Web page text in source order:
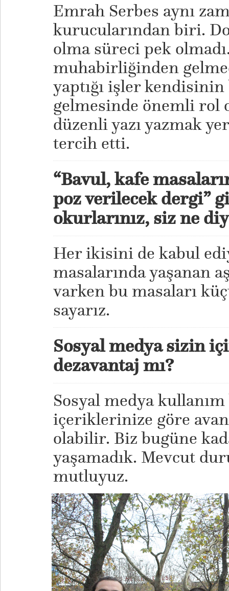
Emrah Serbes aynı
kurucularından biri.
olma süreci pek
muhabirliğinden
yaptığı işler
gelmesinde önemli rol
düzenli yazı yazmak
tercih etti.
“Bavul, kafe
poz verilecek dergi”
okurlarınız, siz ne
Her ikisini de kabul
masalarında yaşanan
varken bu masaları
sayarız.
Sosyal medya sizin
dezavantaj mı?
Sosyal medya
içeriklerinize göre
olabilir. Biz bugüne
yaşamadık. Mevcut
mutluyuz.